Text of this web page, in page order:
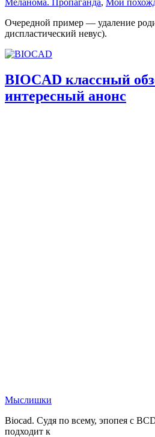
Очередной пример — удаление
диспластический невус).
BIOCAD классный
интересный анонс
Мыслишки
Biocad. Судя по всему, эпопея с
подходит к